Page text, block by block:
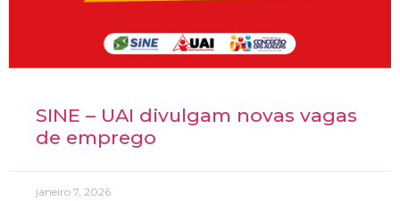
SINE – UAI divulgam novas vagas
de emprego
janeiro 7, 2026